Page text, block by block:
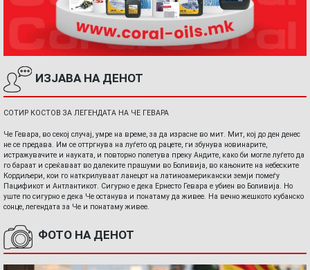
ИЗЈАВА НА ДЕНОТ
СОТИР КОСТОВ ЗА ЛЕГЕНДАТА НА ЧЕ ГЕВАРА
Че Гевара, во секој случај, умре на време, за да израсне во мит. Мит, кој до ден денес
не се предава. Им се оттргнува на луѓето од рацете, ги збунува новинарите,
истражувачите и науката, и повторно полетува преку Андите, како би могле луѓето да
го бараат и среќаваат во далеките прашуми во Боливија, во кањоните на небеските
Кордиљери, кои го наткрилуваат ланецот на латиноамерикански земји помеѓу
Пацификот и Антлантикот. Сигурно е дека Ернесто Гевара е убиен во Боливија. Но
уште по сигурно е дека Че останува и понатаму да живее. На вечно жешкото кубанско
сонце, легендата за Че и понатаму живее.
ФОТО НА ДЕНОТ